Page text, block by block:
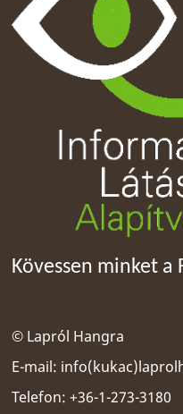
Kövessen minket a
© Lapról Hangra
E-mail:
Telefon: +36-1-273-3180